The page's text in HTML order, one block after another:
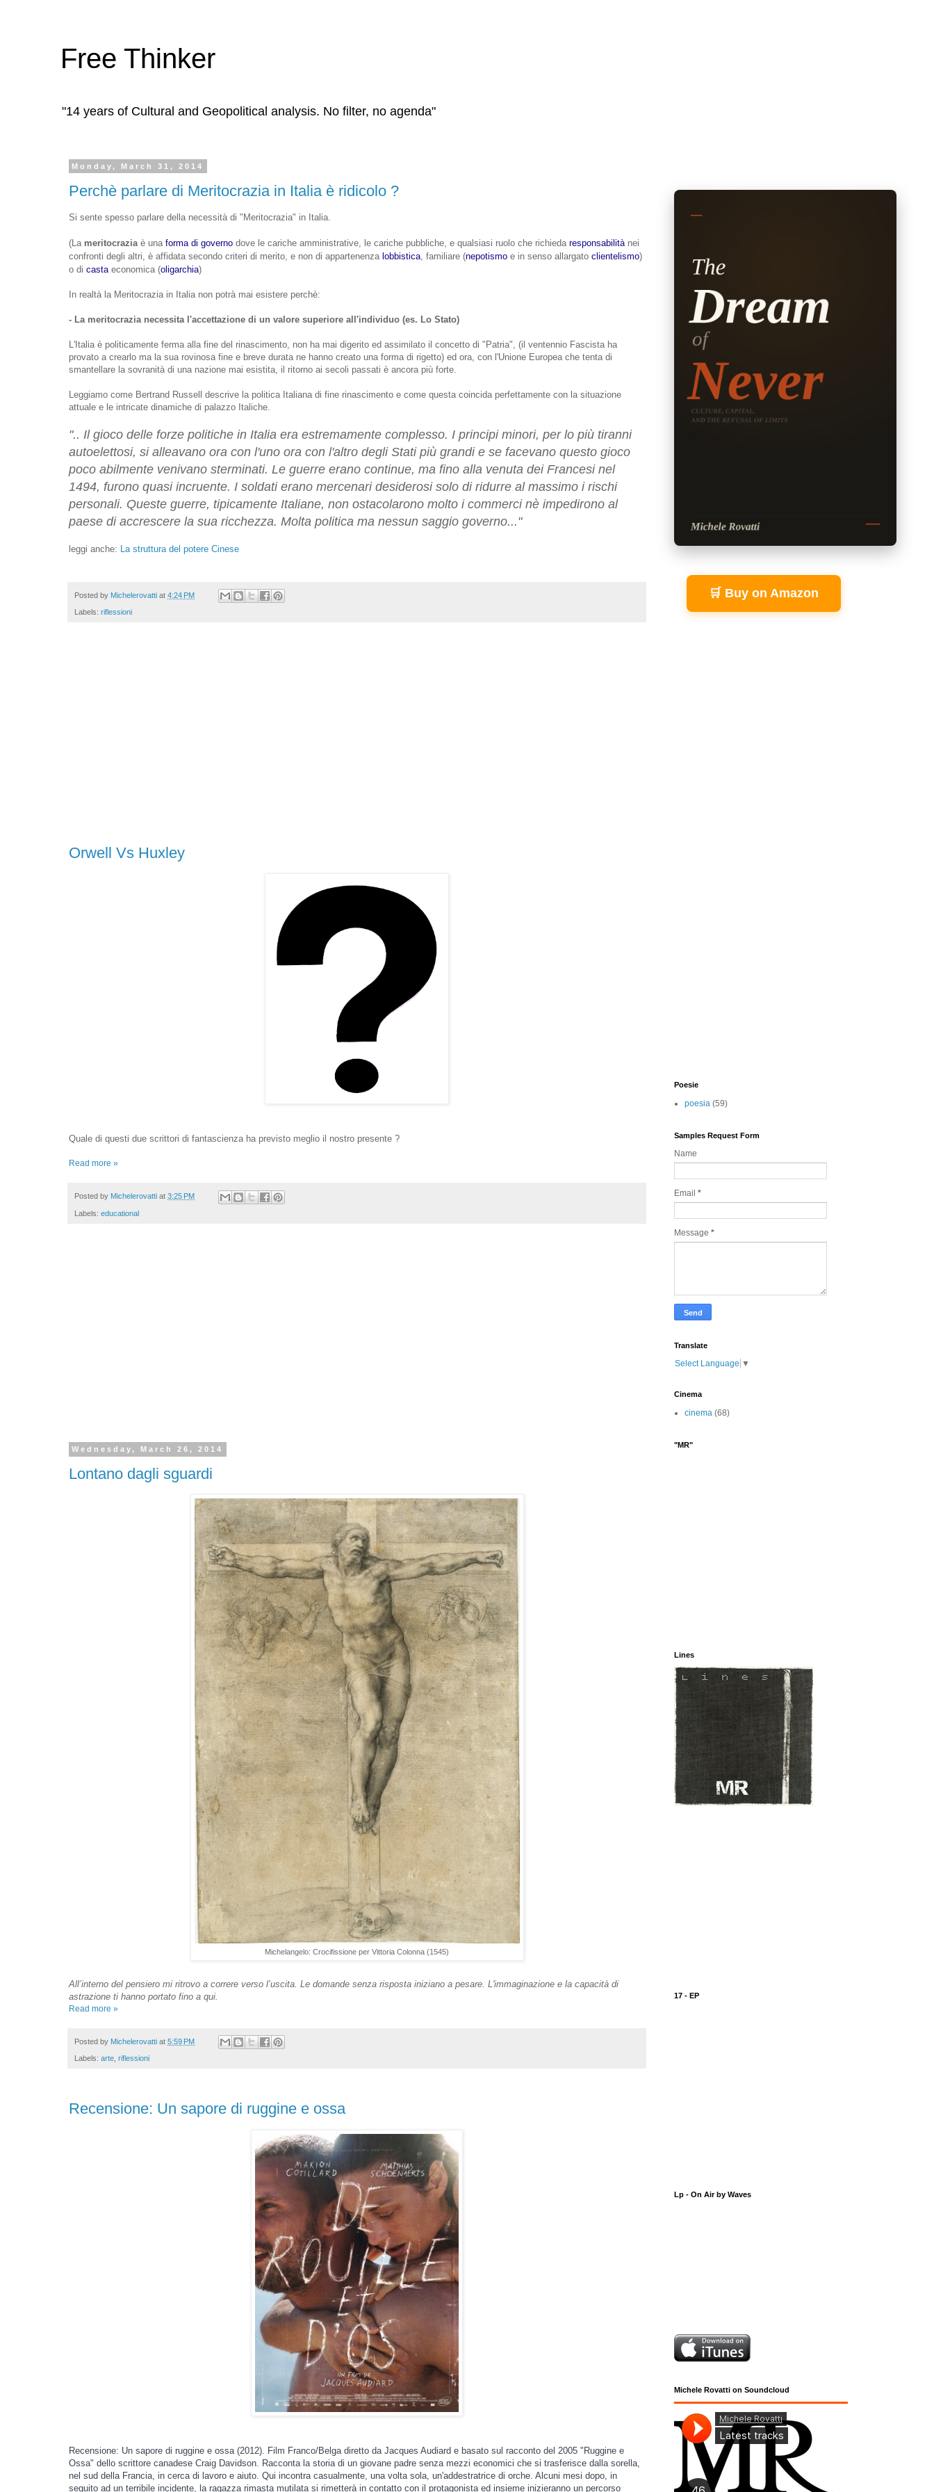
Free Thinker
"14 years of Cultural and Geopolitical analysis. No filter, no agenda"
Monday, March 31, 2014
Perchè parlare di Meritocrazia in Italia è ridicolo ?
Si sente spesso parlare della necessità di "Meritocrazia" in Italia.
(La meritocrazia è una forma di governo dove le cariche amministrative, le cariche pubbliche, e qualsiasi ruolo che richieda responsabilità nei
confronti degli altri, è affidata secondo criteri di merito, e non di appartenenza lobbistica , familiare (nepotismo e in senso allargato clientelismo)
o di casta economica (oligarchia)
In realtà la Meritocrazia in Italia non potrà mai esistere perchè:
- La meritocrazia necessita l'accettazione di un valore superiore all'individuo (es. Lo Stato)
L'Italia è politicamente ferma alla fine del rinascimento, non ha mai digerito ed assimilato il concetto di "Patria", (il ventennio Fascista ha
provato a crearlo ma la sua rovinosa fine e breve durata ne hanno creato una forma di rigetto) ed ora, con l'Unione Europea che tenta di
smantellare la sovranità di una nazione mai esistita, il ritorno ai secoli passati è ancora più forte.
Leggiamo come Bertrand Russell descrive la politica Italiana di fine rinascimento e come questa coincida perfettamente con la situazione
attuale e le intricate dinamiche di palazzo Italiche.
".. Il gioco delle forze politiche in Italia era estremamente complesso. I principi minori, per lo più tiranni
autoelettosi, si alleavano ora con l'uno ora con l'altro degli Stati più grandi e se facevano questo gioco
poco abilmente venivano sterminati. Le guerre erano continue, ma fino alla venuta dei Francesi nel
1494, furono quasi incruente. I soldati erano mercenari desiderosi solo di ridurre al massimo i rischi
personali. Queste guerre, tipicamente Italiane, non ostacolarono molto i commerci nè impedirono al
paese di accrescere la sua ricchezza. Molta politica ma nessun saggio governo..."
leggi anche: La struttura del potere Cinese
Posted by Michelerovatti at 4:24 PM
Labels: riflessioni
Orwell Vs Huxley
Quale di questi due scrittori di fantascienza ha previsto meglio il nostro presente ?
Read more »
Posted by Michelerovatti at 3:25 PM
Labels: educational
Wednesday, March 26, 2014
Lontano dagli sguardi
Michelangelo: Crocifissione per Vittoria Colonna (1545)
All’interno del pensiero mi ritrovo a correre verso l’uscita. Le domande senza risposta iniziano a pesare. L'immaginazione e la capacità di
astrazione ti hanno portato fino a qui.
Read more »
Posted by Michelerovatti at 5:59 PM
Labels: arte riflessioni
Recensione: Un sapore di ruggine e ossa
Recensione: Un sapore di ruggine e ossa (2012). Film Franco/Belga diretto da Jacques Audiard e basato sul racconto del 2005 "Ruggine e
Ossa" dello scrittore canadese Craig Davidson. Racconta la storia di un giovane padre senza mezzi economici che si trasferisce dalla sorella,
nel sud della Francia, in cerca di lavoro e aiuto. Qui incontra casualmente, una volta sola, un'addestratrice di orche. Alcuni mesi dopo, in
seguito ad un terribile incidente, la ragazza rimasta mutilata si rimetterà in contatto con il protagonista ed insieme inizieranno un percorso
🛒 Buy on Amazon
Poesie
poesia (59)
Samples Request Form
Name
Email *
Message *
Translate
Select Language ▼
Cinema
cinema (68)
"MR"
Lines
17 - EP
Lp - On Air by Waves
Michele Rovatti on Soundcloud